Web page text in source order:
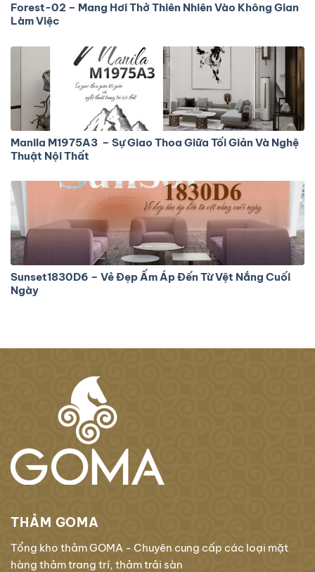
Forest-02 – Mang Hơi Thở Thiên Nhiên Vào Không Gian
Làm Việc
Manila M1975A3 – Sự Giao Thoa Giữa Tối Giản Và Nghệ
Thuật Nội Thất
Sunset1830D6 – Vẻ Đẹp Ấm Áp Đến Từ Vệt Nắng Cuối
Ngày
THẢM GOMA
Tổng kho thảm GOMA - Chuyên cung cấp các loại mặt
hàng thảm trang trí, thảm trải sàn